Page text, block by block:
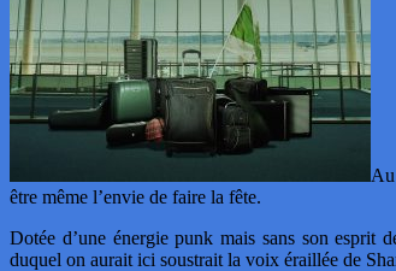
être même l’envie de faire la fête.
Dotée d’une énergie punk mais sans son
duquel on aurait ici soustrait la voix éraillée de